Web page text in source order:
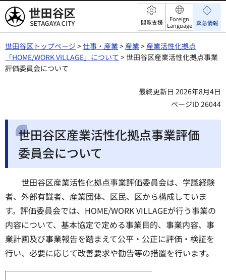
世田谷区 閲覧支援
Foreign
Language 緊急情報
世田谷区トップページ >仕事・産業>産業>産業活性化拠点
「HOME/WORK VILLAGE」について > 世田谷区産業活性化拠点事業
評価委員会について
最終更新日 2026年8月4日
ページID 26044
世田谷区産業活性化拠点事業評価
委員会について
世田谷区産業活性化拠点事業評価委員会は、学識経験
者、外部有識者、産業団体、区民、区から構成していま
す。評価委員会では、HOME/WORK VILLAGEが行う事業の
内容について、基本協定で定める事業目的、事業内容、事
業計画及び事業報告を踏まえて公平・公正に評価・検証を
行い、必要に応じて改善要求や勧告等の措置を行います。